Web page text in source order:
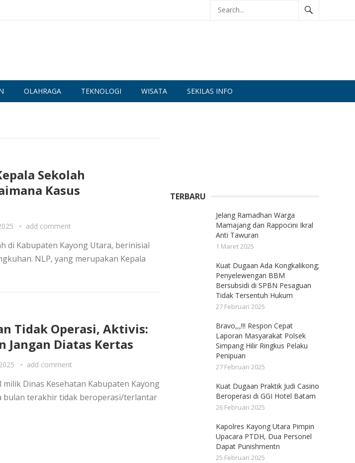
OLAHRAGA TEKNOLOGI WISATA SEKILAS INFO
Sekolah
Kasus
add comment
di Kabupaten Kayong Utara, berinisial
NLP, yang merupakan Kepala
Tidak Operasi, Aktivis:
Jangan Diatas Kertas
add comment
Dinas Kesehatan Kabupaten Kayong
bulan terakhir tidak beroperasi/terlantar
TERBARU
Jelang Ramadhan Warga
Mamajang dan Rappocini Ikral
Anti Tawuran
1 Maret 2025
Kuat Dugaan Ada Kongkalikong;
Penyelewengan BBM
Bersubsidi di SPBN Pesaguan
Tidak Tersentuh Hukum
27 Februari 2025
Bravo,,,!!! Respon Cepat
Laporan Masyarakat Polsek
Simpang Hilir Ringkus Pelaku
Penipuan
27 Februari 2025
Kuat Dugaan Praktik Judi Casino
Beroperasi di GGI Hotel Batam
26 Februari 2025
Kapolres Kayong Utara Pimpin
Upacara PTDH, Dua Personel
Dapat Punishmentn
25 Februari 2025